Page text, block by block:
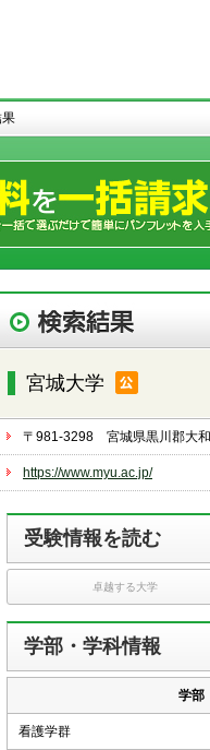
果
宮城大学
〒981-3298 宮城県黒川郡大和
https://www.myu.ac.jp/
受験情報を読む
卓越する大学
学部・学科情報
学部
看護学群